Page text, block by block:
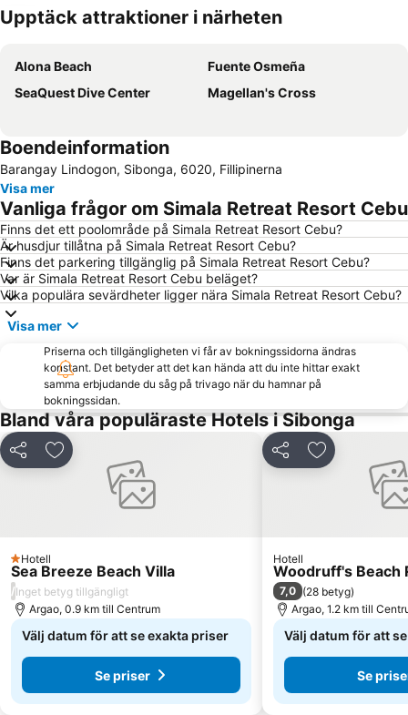
Förstora kartan
Upptäck attraktioner i närheten
Alona Beach
Fuente Osmeña
SeaQuest Dive Center
Magellan's Cross
Boendeinformation
Barangay Lindogon, Sibonga, 6020, Fillipinerna
Visa mer
Vanliga frågor om Simala Retreat Resort Cebu
Finns det ett poolområde på Simala Retreat Resort Cebu?
Är husdjur tillåtna på Simala Retreat Resort Cebu?
Finns det parkering tillgänglig på Simala Retreat Resort Cebu?
Var är Simala Retreat Resort Cebu beläget?
Vilka populära sevärdheter ligger nära Simala Retreat Resort Cebu?
Visa mer
Priserna och tillgängligheten vi får av bokningssidorna ändras
konstant. Det betyder att det kan hända att du inte hittar exakt
samma erbjudande du såg på trivago när du hamnar på
bokningssidan.
Bland våra populäraste Hotels i Sibonga
Dela Lägg till i Mina Favoriter
1 Stjärnor
Hotell
Sea Breeze Beach Villa
/Inget betyg tillgängligt
Argao, 0.9 km till Centrum
Välj datum för att se exakta priser
Se priser
Dela Lägg till i
Hotell
Woodruff's Beach
7,0 (28 betyg)
Argao, 1.2 km till
Välj datum för att
Se